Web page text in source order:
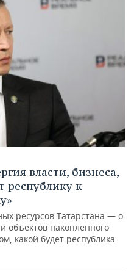
власти, бизнеса,
республику к
ресурсов Татарстана — о
объектов накопленного
какой будет республика